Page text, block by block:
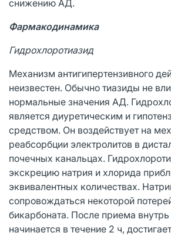
снижению АД.
Фармакодинамика
Гидрохлоротиазид
Механизм антигипертензивного
неизвестен. Обычно тиазиды не
нормальные значения АД.
является диуретическим и
средством. Он воздействует на
реабсорбции электролитов в
почечных канальцах.
экскрецию натрия и хлорида
эквивалентных количествах.
сопровождаться некоторой
бикарбоната. После приема
начинается в течение 2 ч,